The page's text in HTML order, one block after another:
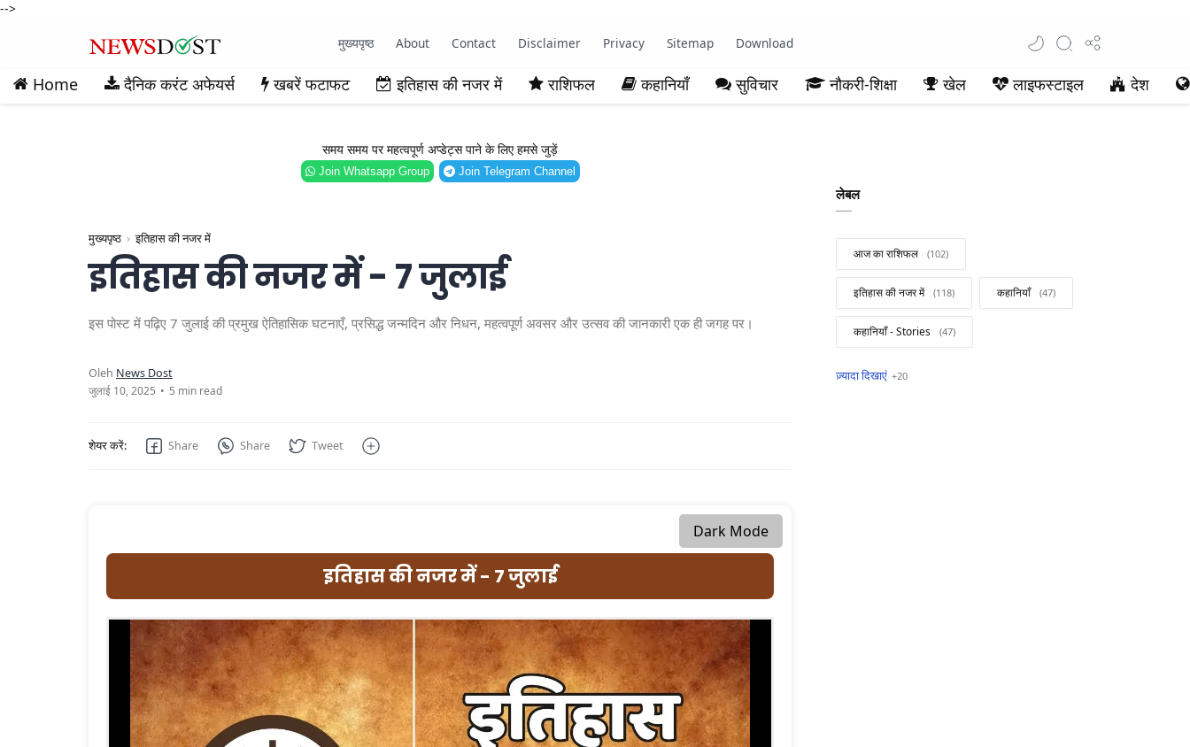
-->
मुख्यपृष्ठ About Contact Disclaimer Privacy Sitemap Download
Home दैनिक करंट अफेयर्स खबरें फटाफट इतिहास की नजर में राशिफल कहानियाँ सुविचार नौकरी-शिक्षा खेल लाइफस्टाइल देश
समय समय पर महत्वपूर्ण अप्डेट्स पाने के लिए हमसे जुड़ें
Join Whatsapp Group Join Telegram Channel
मुख्यपृष्ठ इतिहास की नजर में
इतिहास की नजर में - 7 जुलाई
इस पोस्ट में पढ़िए 7 जुलाई की प्रमुख ऐतिहासिक घटनाएँ, प्रसिद्ध जन्मदिन और निधन, महत्वपूर्ण अवसर और उत्सव की जानकारी एक ही जगह पर।
5 min read
Dark Mode
इतिहास की नजर में - 7 जुलाई
लेबल
आज का राशिफल
इतिहास की नजर में कहानियाँ
कहानियाँ - Stories
खबरें फटाफट